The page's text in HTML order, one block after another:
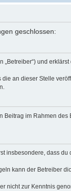
geschlossen:
„Betreiber“) und
an dieser Stelle
Beitrag im Rahmen des
insbesondere, dass du
kann der Betreiber
nicht zur Kenntnis